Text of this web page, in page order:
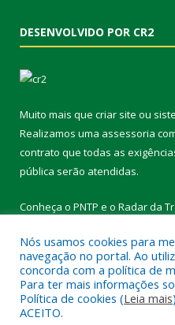
DESENVOLVIDO POR CR2
Muito mais que criar site ou
Realizamos uma assessoria
contrato que todas as
pública serão atendidas.
Conheça o PNTP e o Radar da
Todos os direitos reservados a
Nós usamos cookies para
navegação no portal. Ao
concorda com a política de
Para ter mais informações
Política de cookies (Leia mais
ACEITO.